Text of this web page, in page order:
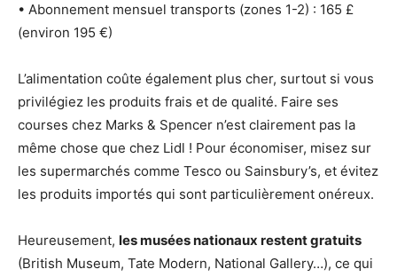
• Abonnement mensuel transports (zones 1-2) : 165 £
(environ 195 €)
L’alimentation coûte également plus cher, surtout si vous
privilégiez les produits frais et de qualité. Faire ses
courses chez Marks & Spencer n’est clairement pas la
même chose que chez Lidl ! Pour économiser, misez sur
les supermarchés comme Tesco ou Sainsbury’s, et évitez
les produits importés qui sont particulièrement onéreux.
Heureusement, les musées nationaux restent gratuits
(British Museum, Tate Modern, National Gallery…), ce qui